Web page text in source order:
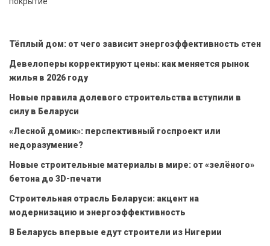
Тёплый дом: от чего зависит энергоэффективность стен
Девелоперы корректируют цены: как меняется рынок
жилья в 2026 году
Новые правила долевого строительства вступили в
силу в Беларуси
«Лесной домик»: перспективный госпроект или
недоразумение?
Новые строительные материалы в мире: от «зелёного»
бетона до 3D-печати
Строительная отрасль Беларуси: акцент на
модернизацию и энергоэффективность
В Беларусь впервые едут строители из Нигерии